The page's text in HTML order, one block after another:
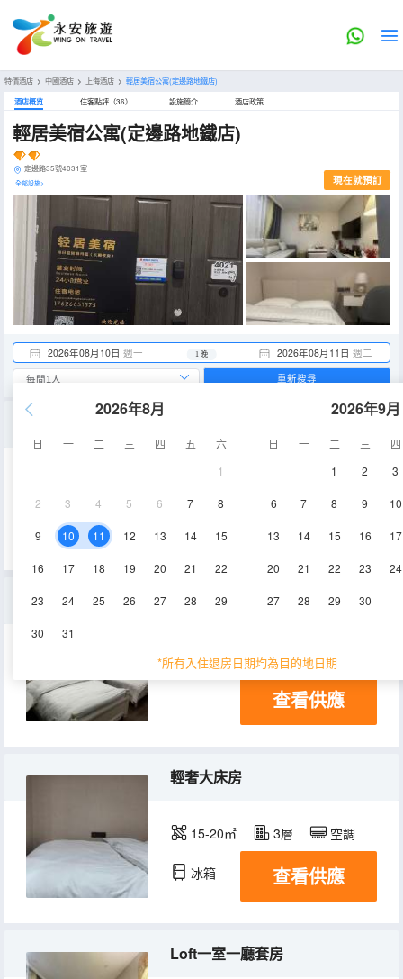
特價酒店 > 中國酒店 > 上海酒店 > 輕居美宿公寓(定邊路地鐵店)
酒店概览 住客點評（36） 設施簡介 酒店政策
輕居美宿公寓(定邊路地鐵店)
定邊路35號4031室
全部設施> 現在就預訂
2026年08月10日 週一 2026年08月11日 週二
1 晚
2026年8月
日 一 二 三 四 五
六
1
2 3 4 5 6 7 8
9 10 11 12 13 14 15
16 17 18 19 20 21 22
23 24 25 26 27 28 29
30 31
2026年9月
日 一 二 三
四
1
2 3
6 7 8 9 10
13 14 15 16 17
20 21 22 23 24
27 28 29 30
*所有入住退房日期均為目的地日期
重新搜尋
25-30㎡ 空調
輕奢舒適雙床房
20㎡ 3層 空調
查看供應
輕奢大床房
15-20㎡ 3層 空調
冰箱 查看供應
Loft一室一廳套房